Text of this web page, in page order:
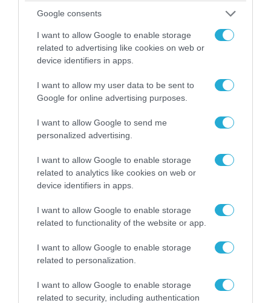
Google consents
I want to allow Google to enable storage
related to advertising like cookies on web or
device identifiers in apps.
I want to allow my user data to be sent to
Google for online advertising purposes.
I want to allow Google to send me
personalized advertising.
I want to allow Google to enable storage
related to analytics like cookies on web or
device identifiers in apps.
I want to allow Google to enable storage
related to functionality of the website or app.
I want to allow Google to enable storage
related to personalization.
I want to allow Google to enable storage
related to security, including authentication
05.08.2026 | 20:02
Η Κίνα επέδειξε για πρώτη φορά την
προκάλεσε διεθνές σοκ – Δείτε βίντεο